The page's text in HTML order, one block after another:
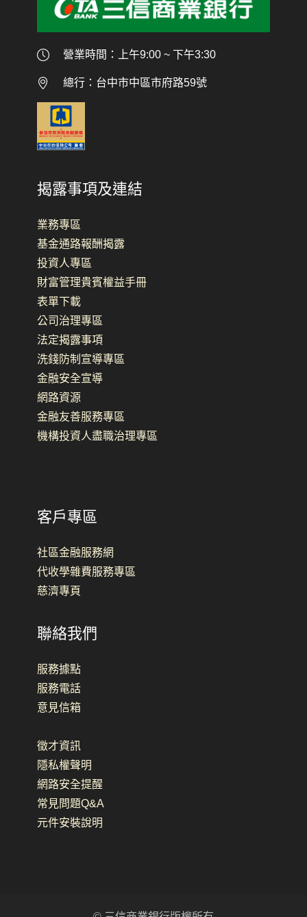
營業時間：上午9:00 ~ 下午3:30
總行：台中市中區市府路59號
揭露事項及連結
業務專區
基金通路報酬揭露
投資人專區
財富管理貴賓權益手冊
表單下載
公司治理專區
法定揭露事項
洗錢防制宣導專區
金融安全宣導
網路資源
金融友善服務專區
機構投資人盡職治理專區
客戶專區
社區金融服務網
代收學雜費服務專區
慈濟專頁
聯絡我們
服務據點
服務電話
意見信箱
徵才資訊
隱私權聲明
網路安全提醒
常見問題Q&A
元件安裝說明